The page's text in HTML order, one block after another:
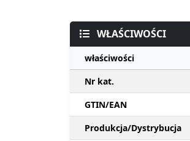
WŁAŚCIWOŚCI
właściwości
Nr kat.
GTIN/EAN
Produkcja/Dystrybucja